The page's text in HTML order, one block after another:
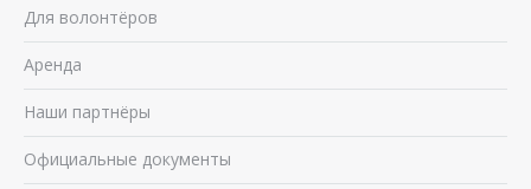
Для волонтёров
Аренда
Наши партнёры
Официальные документы